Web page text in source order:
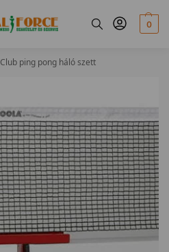
0
Club ping pong háló szett